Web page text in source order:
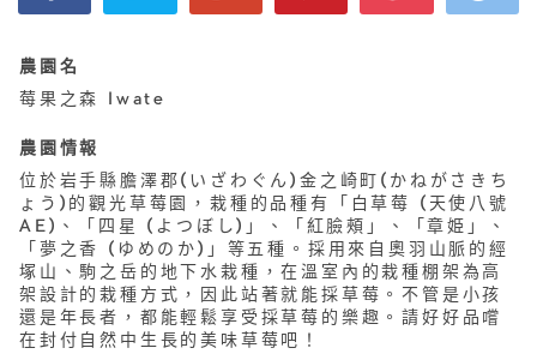
農園名
莓果之森 Iwate
農園情報
位於岩手縣膽澤郡(いざわぐん)金之崎町(かねがさきち
ょう)的觀光草莓園，栽種的品種有「白草莓 (天使八號
AE)、「四星 (よつぼし)」、「紅臉頰」、「章姫」、
「夢之香 (ゆめのか)」等五種。採用來自奧羽山脈的經
塚山、駒之岳的地下水栽種，在溫室內的栽種棚架為高
架設計的栽種方式，因此站著就能採草莓。不管是小孩
還是年長者，都能輕鬆享受採草莓的樂趣。請好好品嚐
在封付自然中生長的美味草莓吧！